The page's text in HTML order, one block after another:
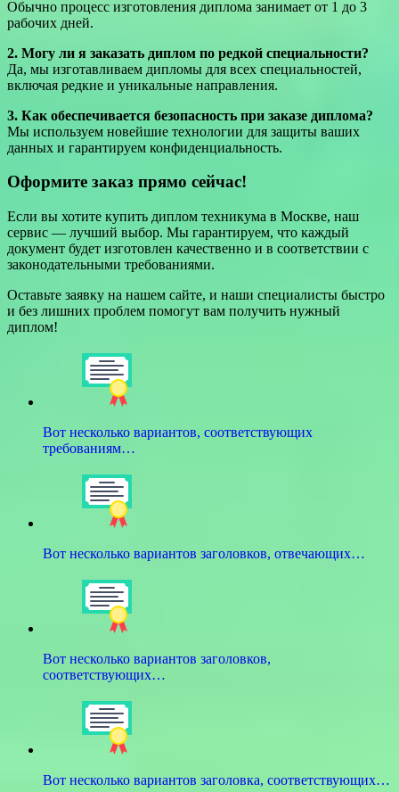
Обычно процесс изготовления диплома занимает от 1 до 3
рабочих дней.
2. Могу ли я заказать диплом по редкой специальности?
Да, мы изготавливаем дипломы для всех специальностей,
включая редкие и уникальные направления.
3. Как обеспечивается безопасность при заказе диплома?
Мы используем новейшие технологии для защиты ваших
данных и гарантируем конфиденциальность.
Оформите заказ прямо сейчас!
Если вы хотите купить диплом техникума в Москве, наш
сервис — лучший выбор. Мы гарантируем, что каждый
документ будет изготовлен качественно и в соответствии с
законодательными требованиями.
Оставьте заявку на нашем сайте, и наши специалисты быстро
и без лишних проблем помогут вам получить нужный
диплом!
Вот несколько вариантов, соответствующих
требованиям…
Вот несколько вариантов заголовков, отвечающих…
Вот несколько вариантов заголовков,
соответствующих…
Вот несколько вариантов заголовка, соответствующих…